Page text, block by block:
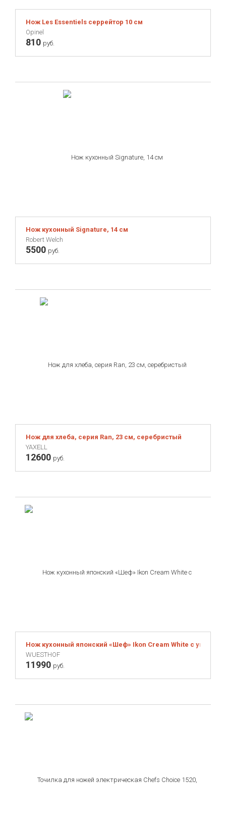
Нож Les Essentiels серрейтор 10 см
Opinel
810 руб.
Нож кухонный Signature, 14 см
Robert Welch
5500 руб.
Нож для хлеба, серия Ran, 23 см, серебристый
YAXELL
12600 руб.
Нож кухонный японский «Шеф» Ikon Cream White с
WUESTHOF
11990 руб.